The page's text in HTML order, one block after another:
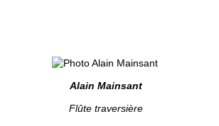
Alain Mainsant
Flûte traversière